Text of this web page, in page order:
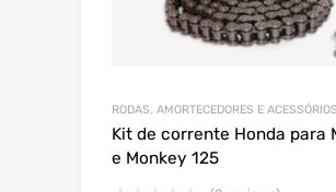
RODAS, AMORTECEDORES E ACESSÓRIOS
Kit de corrente Honda para
e Monkey 125